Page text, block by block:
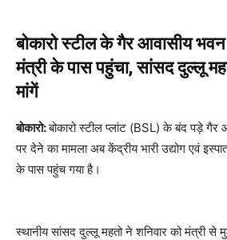
बोकारो स्टील के गैर आवासीय भवन
मंत्री के पास पहुंचा, सांसद दुल्लू
मांगें
बोकारो:बोकारो स्टील प्लांट (BSL) के बंद पड़े गैर
पर देने का मामला अब केंद्रीय भारी उद्योग एवं
के पास पहुंच गया है।
स्थानीय सांसद दुल्लू महतो ने शनिवार को मंत्री से